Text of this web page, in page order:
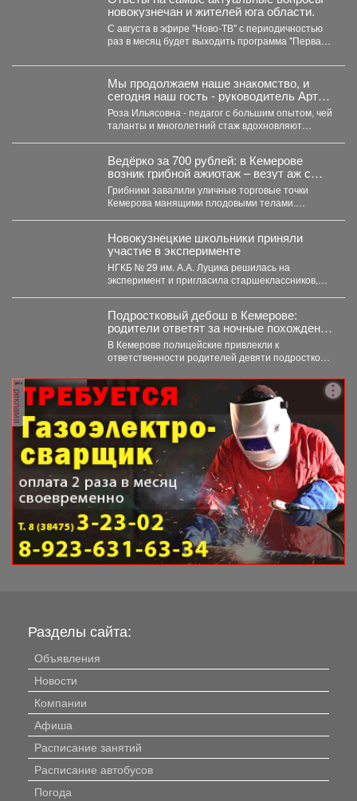
новокузнечан и жителей юга области.
С августа в эфире "Ново-ТВ" с периодичностью
раз в месяц будет выходить программа "Первая
Мы продолжаем наше знакомство, и
сегодня наш гость - руководитель Арт-
студии «Просто интересно» - Некрасова
Роза Ильясовна.
Роза Ильясовна - педагог с большим опытом, чей
таланты и многолетний стаж вдохновляют
Ведёрко за 700 рублей: в Кемерове
возник грибной ажиотаж – везут аж с
Алтая
Грибники завалили уличные торговые точки
Кемерова манящими плодовыми телами.
Новокузнецкие школьники приняли
участие в эксперименте
НГКБ № 29 им. А.А. Луцика решилась на
эксперимент и пригласила старшеклассников,
Подростковый дебош в Кемерове:
родители ответят за ночные похождения
детей
В Кемерове полицейские привлекли к
ответственности родителей девяти подростков.
реклама
Разделы сайта:
Объявления
Новости
Компании
Афиша
Расписание занятий
Расписание автобусов
Погода